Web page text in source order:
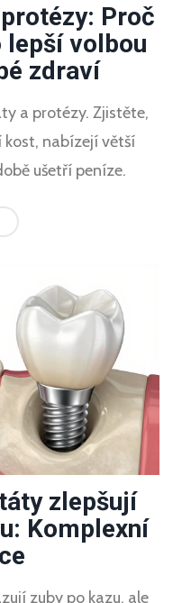
Proč
volbou
zdraví
a protézy. Zjistěte,
nabízejí větší
ušetří peníze.
zlepšují
Komplexní
zuby po kazu, ale